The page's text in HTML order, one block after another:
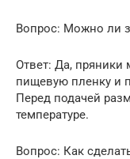
Вопрос: Можно ли
Ответ: Да, пряники
пищевую пленку и
Перед подачей
температуре.
Вопрос: Как